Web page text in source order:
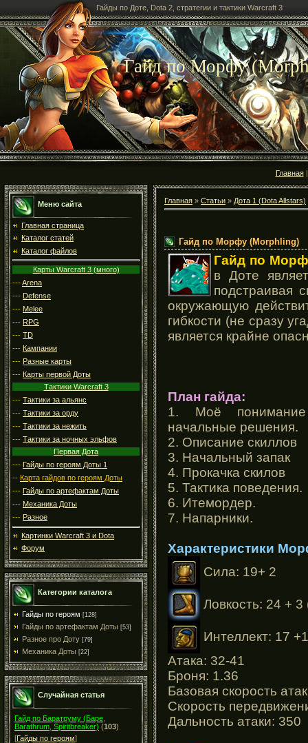
Гайды по Доте, Dota 2, стратегии и тактики Warcraft 3
Гайд по Морфу
Главная
Меню сайта
Главная страница
Каталог статей
Каталог файлов
Карты Warcraft 3 (много)
---Arena
--- Defense
--- Melee
--- RPG
--- TD
--- Кампании
--- Разные карты
--- Карты первой Доты
Тактики Warcraft 3
--- Тактики за альянс
--- Тактики за орду
--- Тактики за нежить
--- Тактики за ночных эльфов
Первая Дота
--- Гайды по героям Доты 1
-- Карта гайдов по героям Доты
--- Гайды по артефактам Доты
--- Механика Доты
--- Разное
Картинки Warcraft 3 и Dota
Форум
Категории каталога
Гайды по героям [128]
Гайды по артефактам Доты [53]
Разное про Доту [79]
Механика Доты [22]
Случайная статья
Гайд по Баратруму (Баре,
Barathrum, Spiritbreaker) (103)
[Гайды по героям]
Главная » Статьи » Дота 1 (Dota Allstars)
Гайд по Морфу (Morphling)
Гайд по
в Доте
подстраивая
окружающую
гибкости (не сразу
является крайне
План гайда:
1. Моё
начальные решения.
2. Описание скиллов
3. Начальный запак
4. Прокачка скилов
5. Тактика поведения.
6. Итемордер.
7. Напарники.
Характеристики
Сила: 19+ 2
Ловкость: 24 + 3
Интеллект: 17
Атака: 32-41
Броня: 1.36
Базовая скорость
Скорость
Дальность атаки: 350